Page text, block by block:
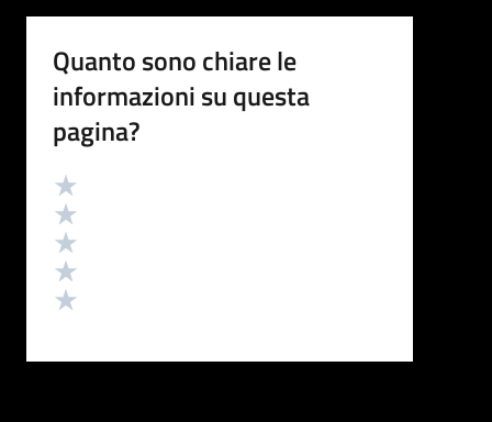
Quanto sono chiare le
informazioni su questa
pagina?
Valutazione